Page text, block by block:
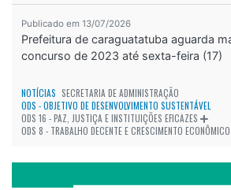
Publicado em 13/07/2026
Prefeitura de caraguatatuba aguarda
concurso de 2023 até sexta-feira (17)
NOTÍCIAS SECRETARIA DE ADMINISTRAÇÃO
ODS - OBJETIVO DE DESENVOLVIMENTO SUSTENTÁVEL
ODS 16 - PAZ, JUSTIÇA E INSTITUIÇÕES EFICAZES
ODS 8 - TRABALHO DECENTE E CRESCIMENTO ECONÔMICO